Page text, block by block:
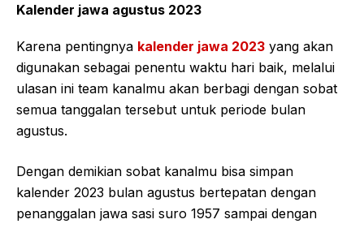
Kalender jawa agustus 2023
Karena pentingnya kalender jawa 2023 yang akan
digunakan sebagai penentu waktu hari baik, melalui
ulasan ini team kanalmu akan berbagi dengan sobat
semua tanggalan tersebut untuk periode bulan
agustus.
Dengan demikian sobat kanalmu bisa simpan
kalender 2023 bulan agustus bertepatan dengan
penanggalan jawa sasi suro 1957 sampai dengan